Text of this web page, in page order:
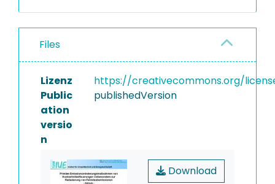
Files
Lizenz
https://creativecommons.org/
Public
ation
versio
n
publishedVersion
Download